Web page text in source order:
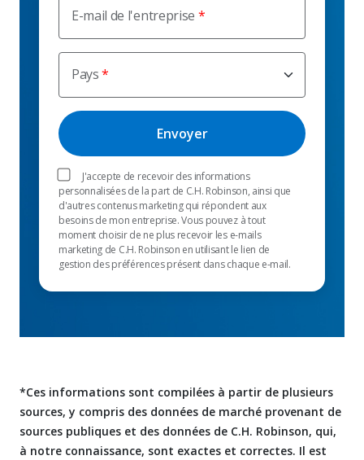
E-mail de l'entreprise
Pays
J'accepte de recevoir des informations
personnalisées de la part de C.H. Robinson, ainsi que
d'autres contenus marketing qui répondent aux
besoins de mon entreprise. Vous pouvez à tout
moment choisir de ne plus recevoir les e-mails
marketing de C.H. Robinson en utilisant le lien de
gestion des préférences présent dans chaque e-mail.
*Ces informations sont compilées à partir de plusieurs
sources, y compris des données de marché provenant de
sources publiques et des données de C.H. Robinson, qui,
à notre connaissance, sont exactes et correctes. Il est